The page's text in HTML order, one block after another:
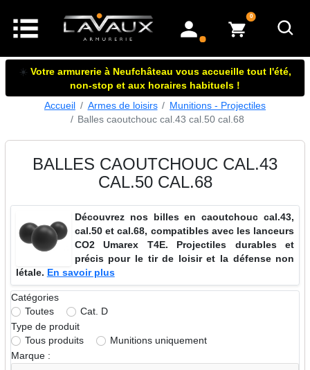
mon compte
0articles dans le panier
☀️ Votre armurerie à Neufchâteau vous accueille tout l'été,
non-stop et aux horaires habituels !
Accueil
Armes de loisirs
Munitions - Projectiles
Balles caoutchouc cal.43 cal.50 cal.68
BALLES CAOUTCHOUC CAL.43
CAL.50 CAL.68
Découvrez nos billes en caoutchouc cal.43,
cal.50 et cal.68, compatibles avec les lanceurs
CO2 Umarex T4E. Projectiles durables et
précis pour le tir de loisir et la défense non
létale. En savoir plus
Catégories
Toutes
Cat. D
Type de produit
Tous produits
Munitions uniquement
Marque :